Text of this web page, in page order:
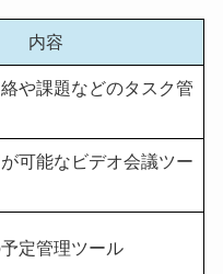
内容
や課題などのタスク管
可能なビデオ会議ツー
定管理ツール